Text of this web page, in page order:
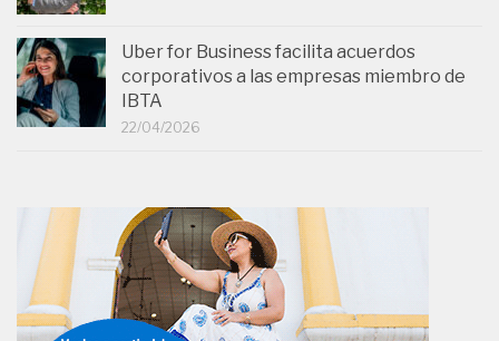
Uber for Business facilita acuerdos
corporativos a las empresas miembro de
IBTA
22/04/2026